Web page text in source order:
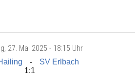
, 27. Mai 2025 - 18:15 Uhr
SV Erlbach
1:1